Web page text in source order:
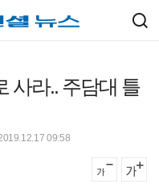
사라.. 주담대 틀
09:58